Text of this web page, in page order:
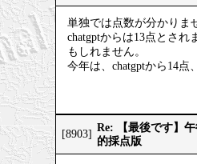
単独では点数が分かりま
chatgptからは13点とさ
もしれません。
今年は、chatgptから14点
[8903]
Re: 【最後です】
的採点版